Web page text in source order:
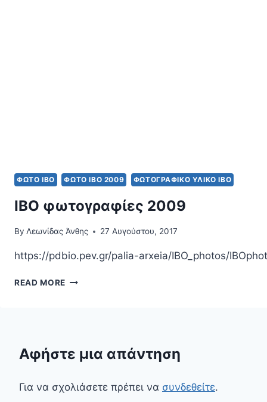
ΦΩΤΟ IBO ΦΩΤΟ ΙΒΟ 2009 ΦΩΤΟΓΡΑΦΙΚΌ ΥΛΙΚΌ ΙΒΟ
ΙΒΟ φωτογραφίες 2009
By Λεωνίδας Άνθης 27 Αυγούστου, 2017
https://pdbio.pev.gr/palia-arxeia/IBO_photos/
READ MORE ΙΒΟ
Αφήστε μια απάντηση
Για να σχολιάσετε πρέπει να συνδεθείτε.